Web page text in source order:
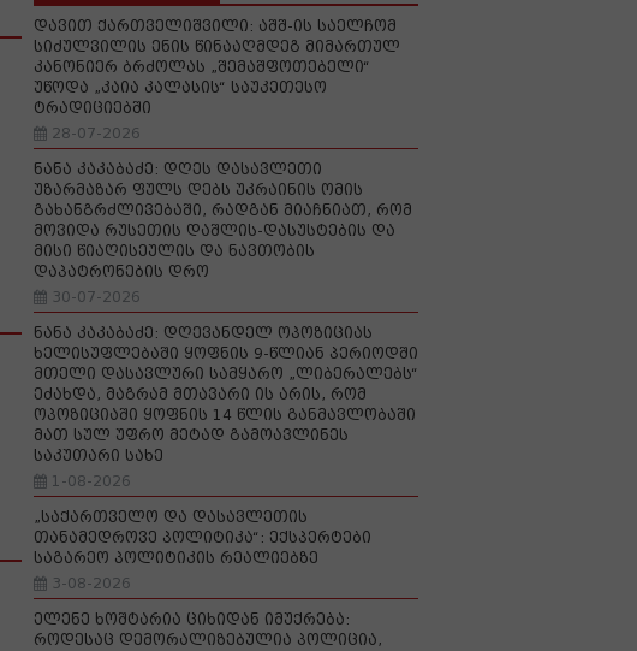
დავით ქართველიშვილი: აშშ-ის საელჩომ
სიძულვილის ენის წინააღმდეგ მიმართულ
კანონიერ ბრძოლას „შემაშფოთებელი“
უწოდა „კაია კალასის“ საუკეთესო
ტრადიციებში
28-07-2026
ნანა კაკაბაძე: დღეს დასავლეთი
უზარმაზარ ფულს დებს უკრაინის ომის
გახანგრძლივებაში, რადგან მიაჩნიათ, რომ
მოვიდა რუსეთის დაშლის-დასუსტების და
მისი წიაღისეულის და ნავთობის
დაპატრონების დრო
30-07-2026
ნანა კაკაბაძე: დღევანდელ ოპოზიციას
ხელისუფლებაში ყოფნის 9-წლიან პერიოდში
მთელი დასავლური სამყარო „ლიბერალებს“
ეძახდა, მაგრამ მთავარი ის არის, რომ
ოპოზიციაში ყოფნის 14 წლის განმავლობაში
მათ სულ უფრო მეტად გამოავლინეს
საკუთარი სახე
1-08-2026
„საქართველო და დასავლეთის
თანამედროვე პოლიტიკა“: ექსპერტები
საგარეო პოლიტიკის რეალიებზე
3-08-2026
ელენე ხოშტარია ციხიდან იმუქრება:
როდესაც დემორალიზებულია პოლიცია,